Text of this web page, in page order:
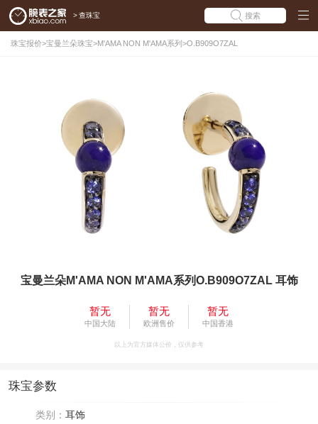
> 查珠宝 搜索
珠宝报价>宝曼兰朵珠宝>M'AMA NON M'AMA系列 >O.B909O7ZAL
宝曼兰朵M'AMA NON M'AMA系列O.B909O7ZAL 耳饰
暂无
中国大陆
暂无
欧洲售价
暂无
中国香港
以上为官方媒体公价，仅供参考
珠宝参数
类别： 耳饰